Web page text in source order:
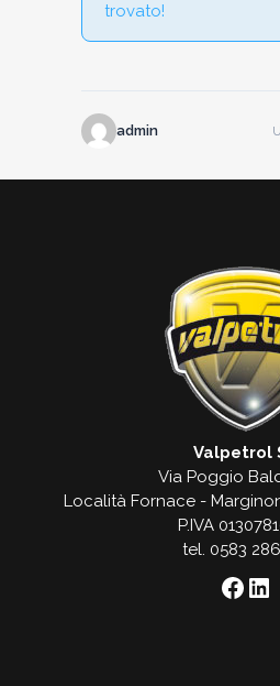
trovato!
admin
Valpetrol
Via Poggio
Località Fornace -
P.IVA
tel. 0583